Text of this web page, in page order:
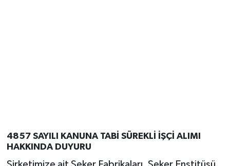
4857 SAYILI KANUNA TABİ SÜREKLİ İŞÇİ ALIMI
HAKKINDA DUYURU